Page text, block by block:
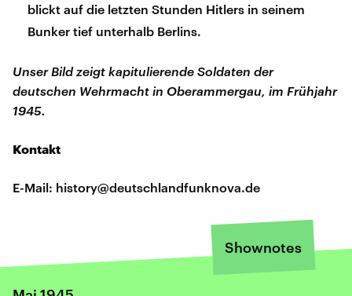
blickt auf die letzten Stunden Hitlers in seinem
Bunker tief unterhalb Berlins.
Unser Bild zeigt kapitulierende Soldaten der
deutschen Wehrmacht in Oberammergau, im Frühjahr
1945.
Kontakt
E-Mail: history@deutschlandfunknova.de
Shownotes